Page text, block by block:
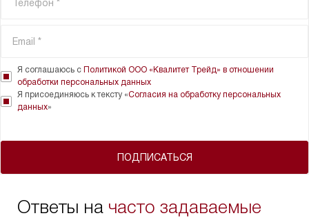
ПОДПИСАТЬСЯ
Я соглашаюсь с Политикой ООО «Квалитет Трейд» в отношении
обработки персональных данных
Я присоединяюсь к тексту «Согласия на обработку персональных
данных»
Ответы на часто задаваемые